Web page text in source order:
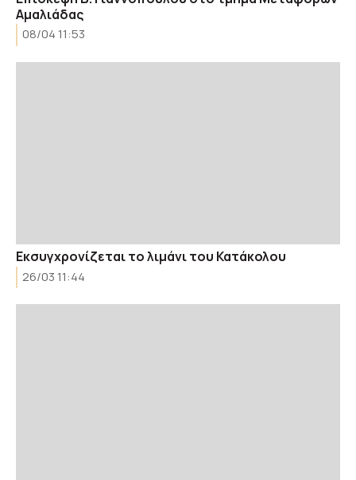
Αμαλιάδας
08/04 11:53
Εκσυγχρονίζεται το λιμάνι του Κατάκολου
26/03 11:44